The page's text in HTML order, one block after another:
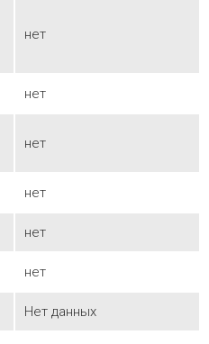
нет
нет
нет
нет
нет
нет
Нет данных